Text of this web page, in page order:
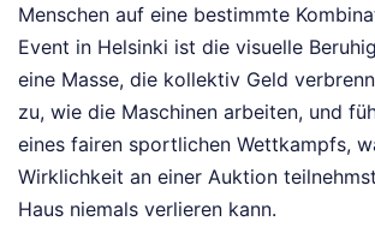
Menschen auf eine bestimmte
Event in Helsinki ist die visuelle
eine Masse, die kollektiv Geld
zu, wie die Maschinen arbeiten, und
eines fairen sportlichen Wettkampfs,
Wirklichkeit an einer Auktion
Haus niemals verlieren kann.